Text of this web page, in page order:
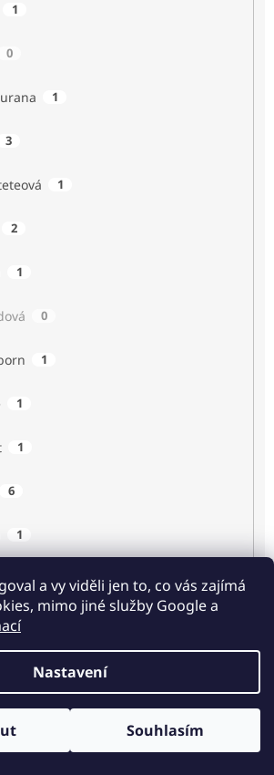
a vy viděli jen to, co vás zajímá
mimo jiné služby Google a
Nastavení
Souhlasím
1
0
1
3
1
2
1
0
1
1
1
6
1
1
Odběr novinek